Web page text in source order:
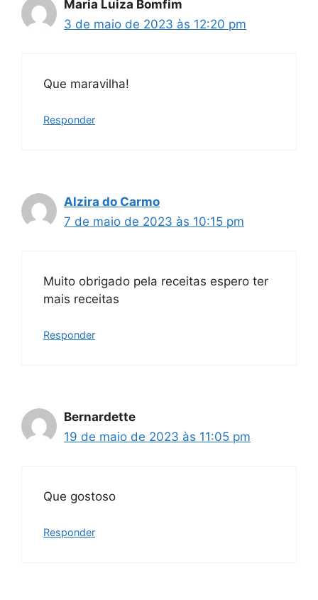
Maria Luiza Bomfim
3 de maio de 2023 às 12:20 pm
Que maravilha!
Responder
Alzira do Carmo
7 de maio de 2023 às 10:15 pm
Muito obrigado pela receitas espero ter
mais receitas
Responder
Bernardette
19 de maio de 2023 às 11:05 pm
Que gostoso
Responder